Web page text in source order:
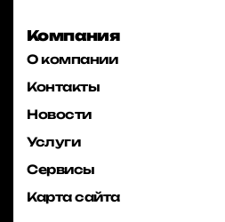
Компания
О компании
Контакты
Новости
Услуги
Сервисы
Карта сайта